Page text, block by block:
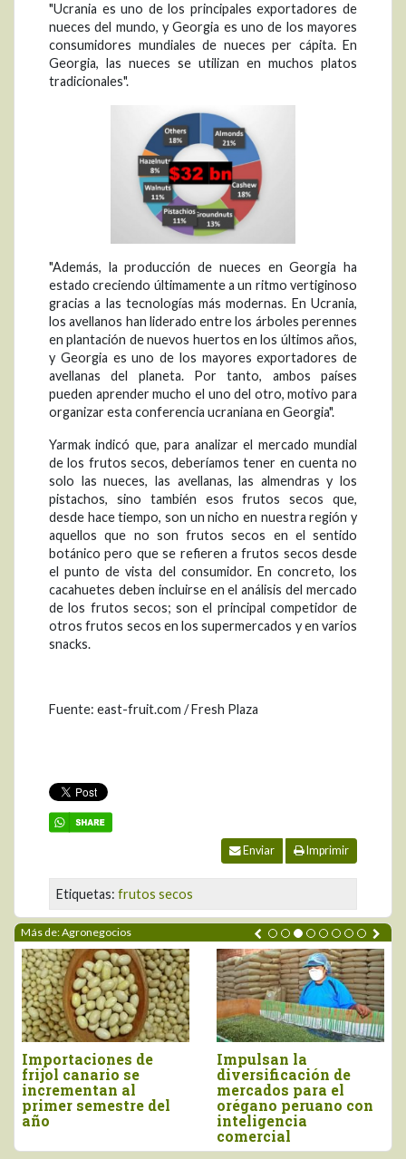
"Ucrania es uno de los principales exportadores de
nueces del mundo, y Georgia es uno de los mayores
consumidores mundiales de nueces per cápita. En
Georgia, las nueces se utilizan en muchos platos
tradicionales".
"Además, la producción de nueces en Georgia ha
estado creciendo últimamente a un ritmo vertiginoso
gracias a las tecnologías más modernas. En Ucrania,
los avellanos han liderado entre los árboles perennes
en plantación de nuevos huertos en los últimos años,
y Georgia es uno de los mayores exportadores de
avellanas del planeta. Por tanto, ambos países
pueden aprender mucho el uno del otro, motivo para
organizar esta conferencia ucraniana en Georgia".
Yarmak indicó que, para analizar el mercado mundial
de los frutos secos, deberíamos tener en cuenta no
solo las nueces, las avellanas, las almendras y los
pistachos, sino también esos frutos secos que,
desde hace tiempo, son un nicho en nuestra región y
aquellos que no son frutos secos en el sentido
botánico pero que se refieren a frutos secos desde
el punto de vista del consumidor. En concreto, los
cacahuetes deben incluirse en el análisis del mercado
de los frutos secos; son el principal competidor de
otros frutos secos en los supermercados y en varios
snacks.
Fuente: east-fruit.com / Fresh Plaza
Enviar Imprimir
Etiquetas: frutos secos
Más de: Agronegocios
Perú importó vino por
más de US$ 16,4
millones, entre enero
y junio
Tres pilares para
impulsar la
competitividad del
agro peruano